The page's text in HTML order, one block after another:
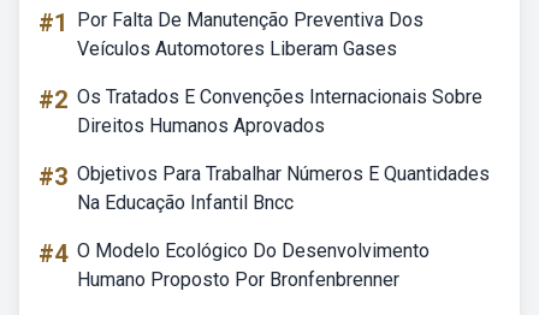
#1
Por Falta De Manutenção Preventiva Dos
Veículos Automotores Liberam Gases
#2 Os Tratados E Convenções Internacionais Sobre
Direitos Humanos Aprovados
#3 Objetivos Para Trabalhar Números E Quantidades
Na Educação Infantil Bncc
#4 O Modelo Ecológico Do Desenvolvimento
Humano Proposto Por Bronfenbrenner